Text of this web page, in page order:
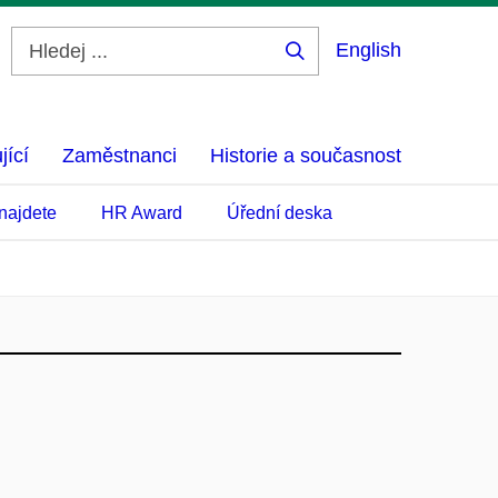
English
Zaměstnanci Historie a současnost
HR Award Úřední deska